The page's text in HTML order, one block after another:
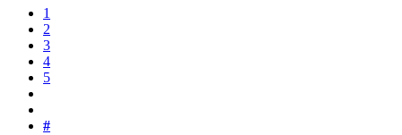
1
2
3
4
5
#